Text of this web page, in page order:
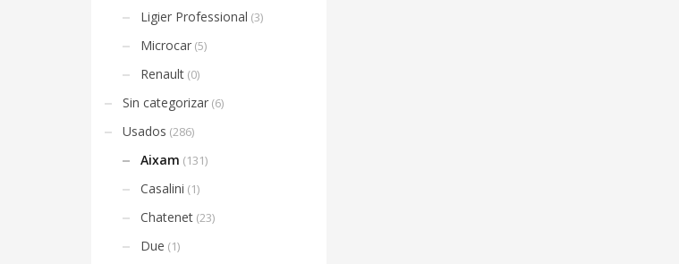
Ligier Professional (3)
Microcar (5)
Renault (0)
Sin categorizar (6)
Usados (286)
Aixam (131)
Casalini (1)
Chatenet (23)
Due (1)